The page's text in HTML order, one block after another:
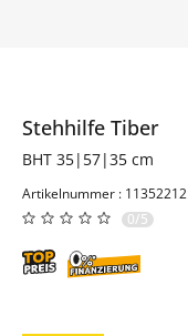
Stehhilfe Tiber
BHT 35|57|35 cm
Artikelnummer : 11352212
0/5